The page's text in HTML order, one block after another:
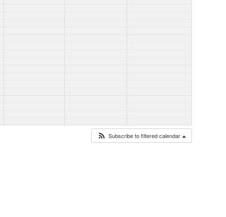
Subscribe to filtered calendar